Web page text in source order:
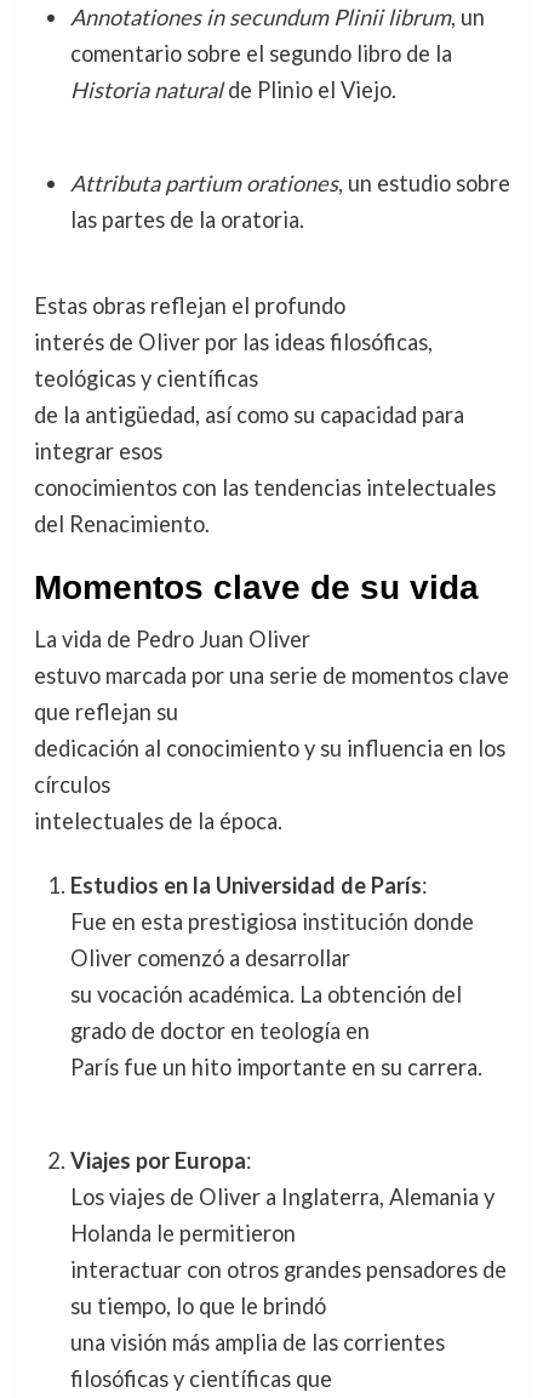
Annotationes in secundum Plinii librum, un
comentario sobre el segundo libro de la
Historia naturalde Plinio el Viejo.
Attributa partium orationes, un estudio sobre
las partes de la oratoria.
Estas obras reflejan el profundo
interés de Oliver por las ideas filosóficas,
teológicas y científicas
de la antigüedad, así como su capacidad para
integrar esos
conocimientos con las tendencias intelectuales
del Renacimiento.
Momentos clave de su vida
La vida de Pedro Juan Oliver
estuvo marcada por una serie de momentos clave
que reflejan su
dedicación al conocimiento y su influencia en los
círculos
intelectuales de la época.
Estudios en la Universidad de París:
Fue en esta prestigiosa institución donde
Oliver comenzó a desarrollar
su vocación académica. La obtención del
grado de doctor en teología en
París fue un hito importante en su carrera.
Viajes por Europa:
Los viajes de Oliver a Inglaterra, Alemania y
Holanda le permitieron
interactuar con otros grandes pensadores de
su tiempo, lo que le brindó
una visión más amplia de las corrientes
filosóficas y científicas que